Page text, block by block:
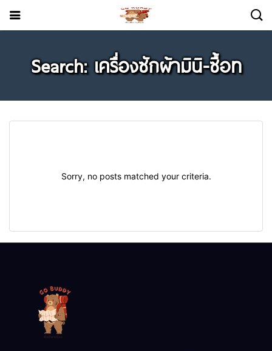
Search: เครื่องซักผ้ามินิ-ซื้อท
Sorry, no posts matched your criteria.